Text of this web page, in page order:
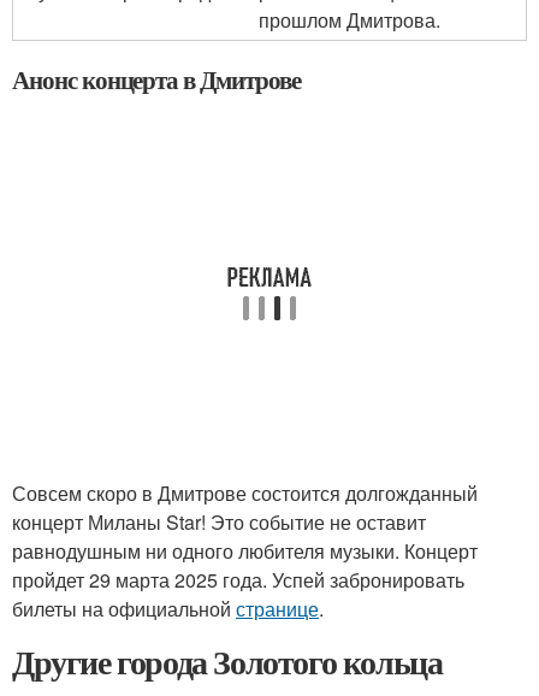
прошлом Дмитрова.
Анонс концерта в Дмитрове
Совсем скоро в Дмитрове состоится долгожданный
концерт Миланы Star! Это событие не оставит
равнодушным ни одного любителя музыки. Концерт
пройдет 29 марта 2025 года. Успей забронировать
билеты на официальной странице.
Другие города Золотого кольца